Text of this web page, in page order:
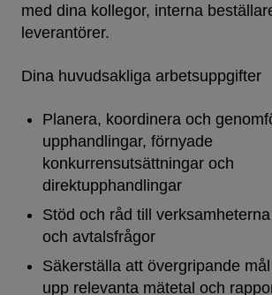
med dina kollegor, interna
leverantörer.
Dina huvudsakliga arbetsuppgifter
Planera, koordinera och
upphandlingar, förnyade
konkurrensutsättningar och
direktupphandlingar
Stöd och råd till
och avtalsfrågor
Säkerställa att övergripande
upp relevanta mätetal och